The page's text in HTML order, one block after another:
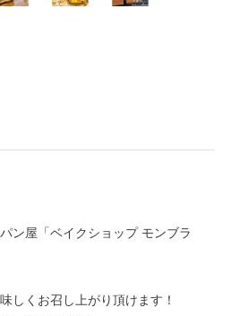
ン屋「ベイクショップ モンブラ
しくお召し上がり頂けます！